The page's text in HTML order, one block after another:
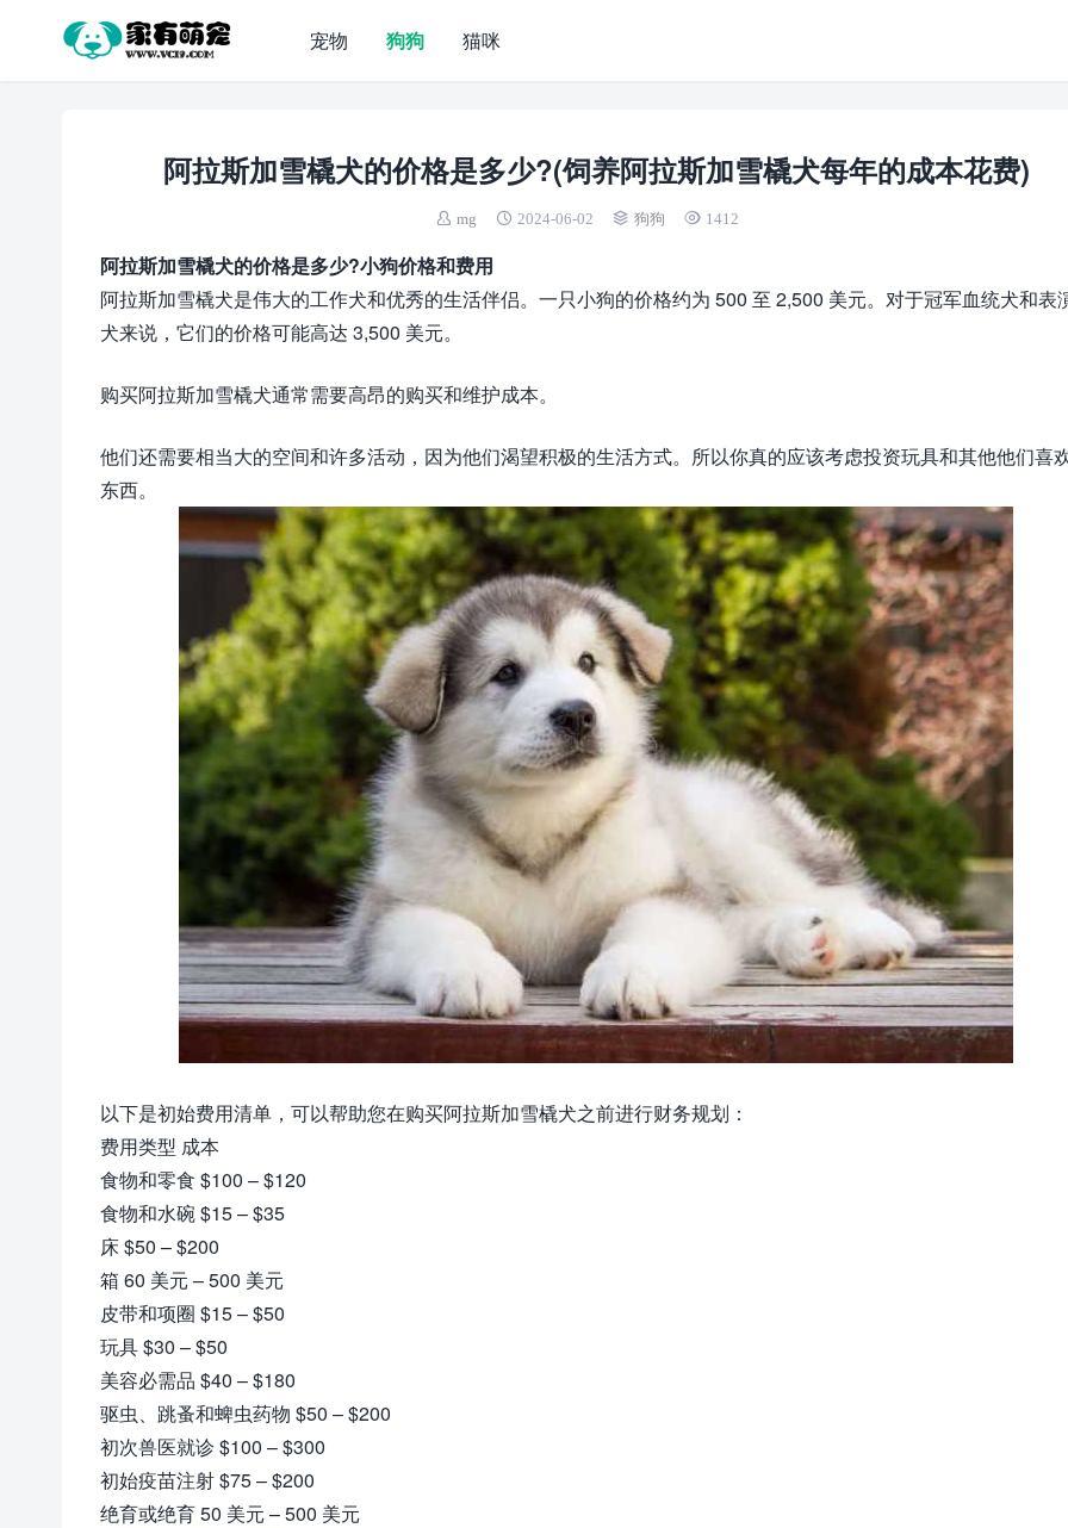
宠物 狗狗 猫咪
阿拉斯加雪橇犬的价格是多少?(饲养阿拉斯加雪橇犬每年的成本花费)
mg 2024-06-02 狗狗 1412
阿拉斯加雪橇犬的价格是多少?小狗价格和费用
阿拉斯加雪橇犬是伟大的工作犬和优秀的生活伴侣。一只小狗的价格约为 500 至 2,500 美元。对于冠军血统犬和表
犬来说，它们的价格可能高达 3,500 美元。
购买阿拉斯加雪橇犬通常需要高昂的购买和维护成本。
他们还需要相当大的空间和许多活动，因为他们渴望积极的生活方式。所以你真的应该考虑投资玩具和其他他们喜
东西。
以下是初始费用清单，可以帮助您在购买阿拉斯加雪橇犬之前进行财务规划：
费用类型 成本
食物和零食 $100 – $120
食物和水碗 $15 – $35
床 $50 – $200
箱 60 美元 – 500 美元
皮带和项圈 $15 – $50
玩具 $30 – $50
美容必需品 $40 – $180
驱虫、跳蚤和蜱虫药物 $50 – $200
初次兽医就诊 $100 – $300
初始疫苗注射 $75 – $200
绝育或绝育 50 美元 – 500 美元